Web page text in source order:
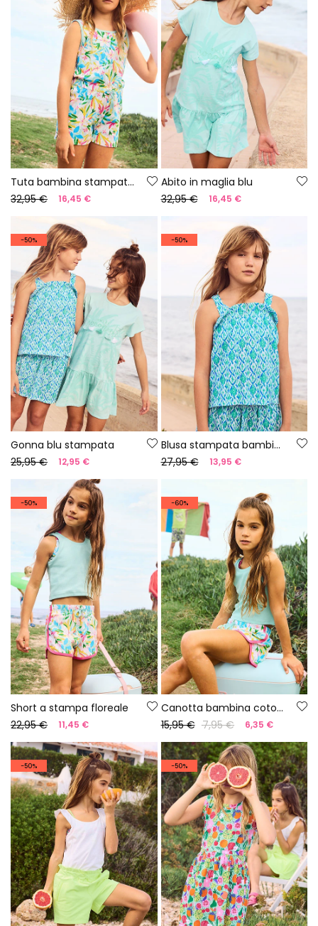
Tuta bambina stampata floreale
32,95 €
16,45 €
Abito in maglia blu
32,95 €
16,45 €
-50%
Gonna blu stampata
25,95 €
12,95 €
-50%
Blusa stampata bambina
27,95 €
13,95 €
-50%
Short a stampa floreale
22,95 €
11,45 €
-60%
Canotta bambina cotone azzurro cielo
15,95 € 7,95 € 6,35 €
-50% -50%